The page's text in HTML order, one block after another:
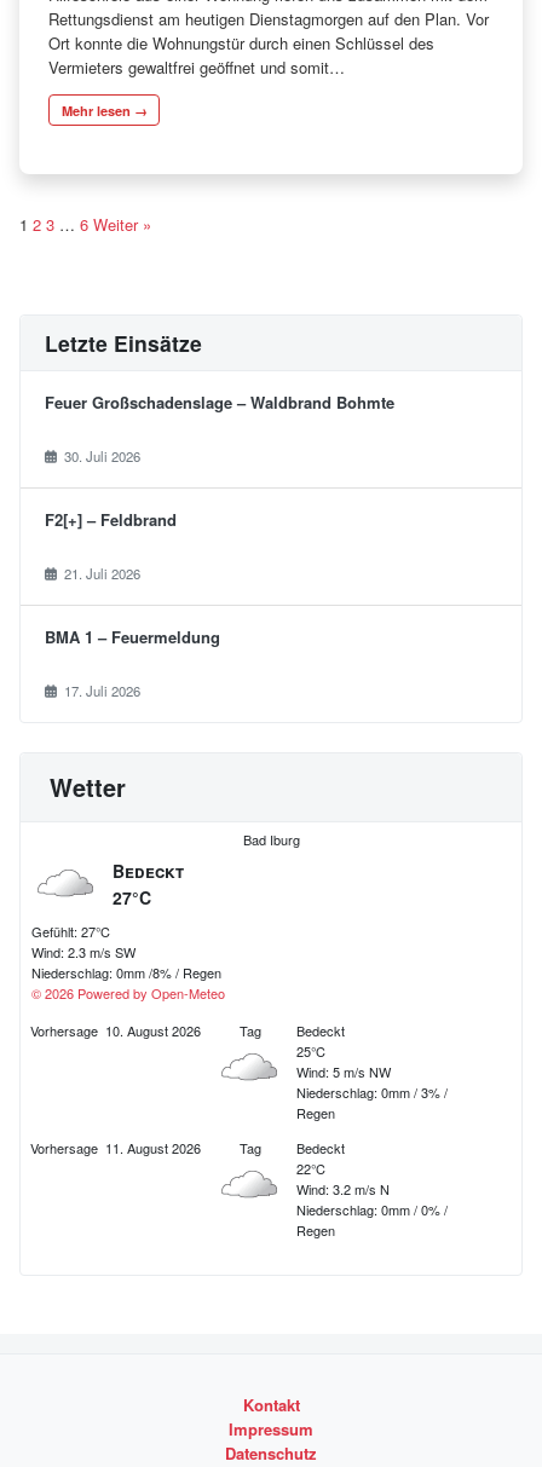
Rettungsdienst am heutigen Dienstagmorgen auf den Plan. Vor
Ort konnte die Wohnungstür durch einen Schlüssel des
Vermieters gewaltfrei geöffnet und somit…
Mehr lesen →
S
m
g
d
e
r
1 2 3 … 6 Weiter »
Letzte Einsätze
Feuer Großschadenslage – Waldbrand Bohmte
30. Juli 2026
F2[+] – Feldbrand
21. Juli 2026
BMA 1 – Feuermeldung
17. Juli 2026
Wetter
Bad Iburg
Bedeckt
27°C
Gefühlt: 27°C
Wind: 2.3 m/s SW
Niederschlag: 0mm/8%/ Regen
© 2026 Powered by Open-Meteo
Vorhersage 10. August 2026 Tag
Bedeckt
25°C
Wind: 5 m/s NW
Niederschlag: 0mm/3%/
Regen
Vorhersage 11. August 2026 Tag
Bedeckt
22°C
Wind: 3.2 m/s N
Niederschlag: 0mm/0%/
Regen
Kontakt
Impressum
Datenschutz